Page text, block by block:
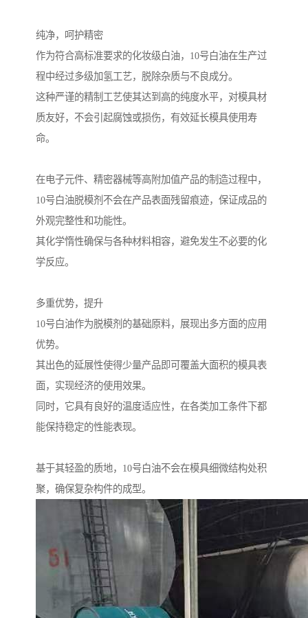
纯净，呵护精密
作为符合高标准要求的化妆级白油，10号白油在生产过
程中经过多级加氢工艺，脱除杂质与不良成分。
这种严谨的精制工艺使其达到高的纯度水平，对模具材
质友好，不会引起腐蚀或损伤，有效延长模具使用寿
命。
在电子元件、精密器械等高附加值产品的制造过程中，
10号白油脱模剂不会在产品表面残留痕迹，保证成品的
外观完整性和功能性。
其化学惰性确保与各种材料相容，避免发生不必要的化
学反应。
多重优势，提升
10号白油作为脱模剂的基础原料，展现出多方面的应用
优势。
其出色的延展性使得少量产品即可覆盖大面积的模具表
面，实现经济的使用效果。
同时，它具有良好的温度适应性，在各类加工条件下都
能保持稳定的性能表现。
基于其轻盈的质地，10号白油不会在模具细微结构处积
聚，确保复杂构件的成型。